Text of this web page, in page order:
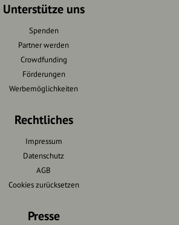
Unterstütze uns
Spenden
Partner werden
Crowdfunding
Förderungen
Werbemöglichkeiten
Rechtliches
Impressum
Datenschutz
AGB
Cookies zurücksetzen
Presse